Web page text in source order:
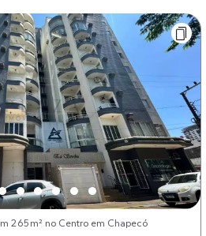
265m² no Centro em Chapecó